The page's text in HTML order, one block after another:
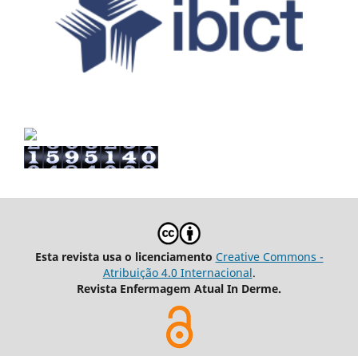
Esta revista usa o licenciamento Creative Commons -
Atribuição 4.0 Internacional.
Revista Enfermagem Atual In Derme.